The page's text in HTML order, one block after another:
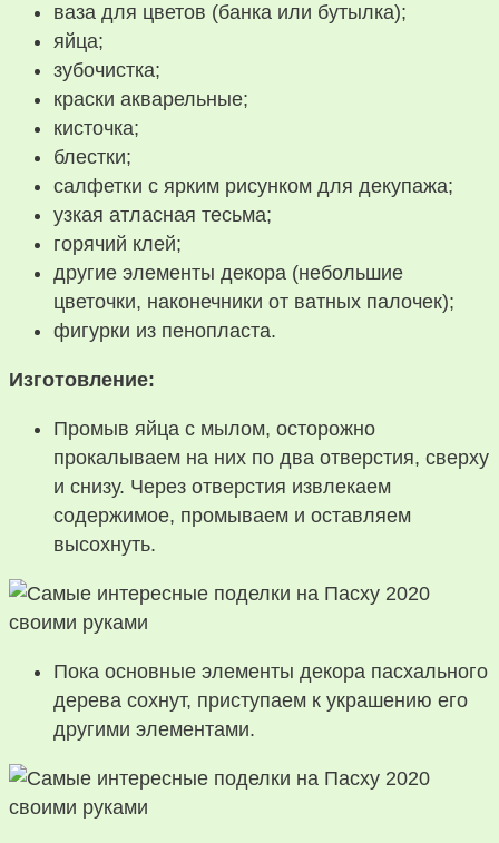
ваза для цветов (банка или бутылка);
яйца;
зубочистка;
краски акварельные;
кисточка;
блестки;
салфетки с ярким рисунком для декупажа;
узкая атласная тесьма;
горячий клей;
другие элементы декора (небольшие
цветочки, наконечники от ватных палочек);
фигурки из пенопласта.
Изготовление:
Промыв яйца с мылом, осторожно
прокалываем на них по два отверстия, сверху
и снизу. Через отверстия извлекаем
содержимое, промываем и оставляем
высохнуть.
Пока основные элементы декора пасхального
дерева сохнут, приступаем к украшению его
другими элементами.